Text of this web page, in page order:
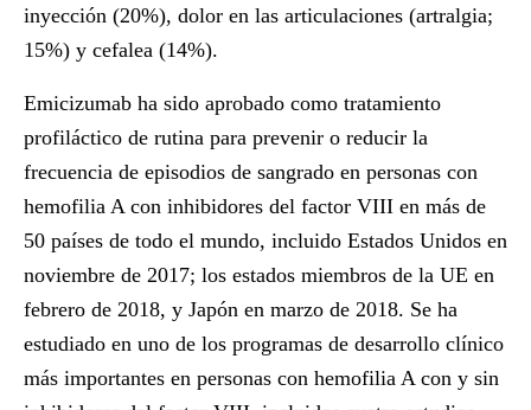
inyección (20%), dolor en las articulaciones (artralgia;
15%) y cefalea (14%).
Emicizumab ha sido aprobado como tratamiento
profiláctico de rutina para prevenir o reducir la
frecuencia de episodios de sangrado en personas con
hemofilia A con inhibidores del factor VIII en más de
50 países de todo el mundo, incluido Estados Unidos en
noviembre de 2017; los estados miembros de la UE en
febrero de 2018, y Japón en marzo de 2018. Se ha
estudiado en uno de los programas de desarrollo clínico
más importantes en personas con hemofilia A con y sin